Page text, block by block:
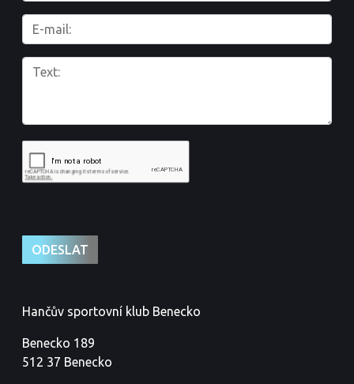
Hančův sportovní klub Benecko
Benecko 189
512 37 Benecko